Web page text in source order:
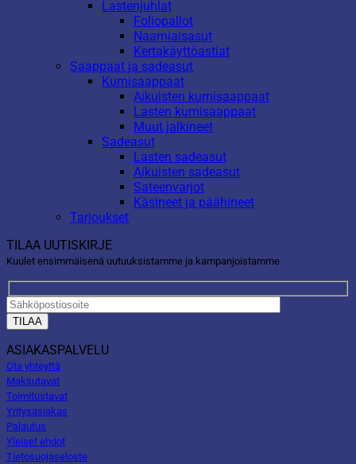
Lastenjuhlat
Foliopallot
Naamiaisasut
Kertakäyttöastiat
Saappaat ja sadeasut
Kumisaappaat
Aikuisten kumisaappaat
Lasten kumisaappaat
Muut jalkineet
Sadeasut
Lasten sadeasut
Aikuisten sadeasut
Sateenvarjot
Käsineet ja päähineet
Tarjoukset
TILAA UUTISKIRJE
Kuulet ensimmäisenä uutuuksistamme ja kampanjoistamme
ASIAKASPALVELU
Ota yhteyttä
Maksutavat
Toimitustavat
Yritysasiakas
Palautus
Yleiset ehdot
Tietosuojaseloste